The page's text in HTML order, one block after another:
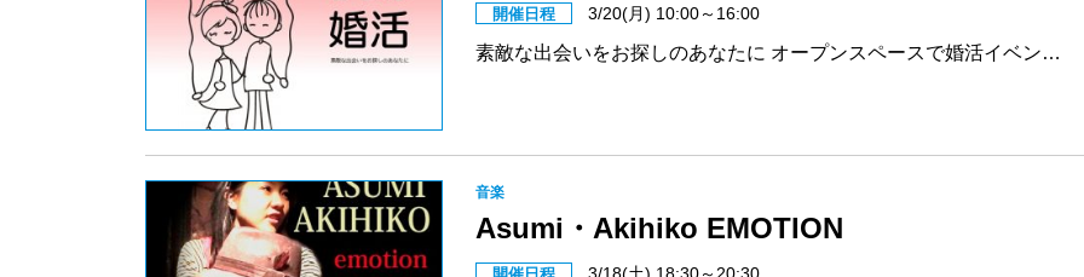
開催日程 3/20(月) 10:00～16:00
素敵な出会いをお探しのあなたに オープンスペースで婚活イベン…
音楽
Asumi・Akihiko EMOTION